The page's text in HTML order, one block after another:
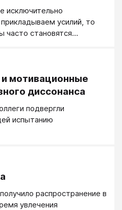
исключительно
усилий, то
часто становятся
мотивационные
диссонанса
подвергли
испытанию
распространение в
увлечения